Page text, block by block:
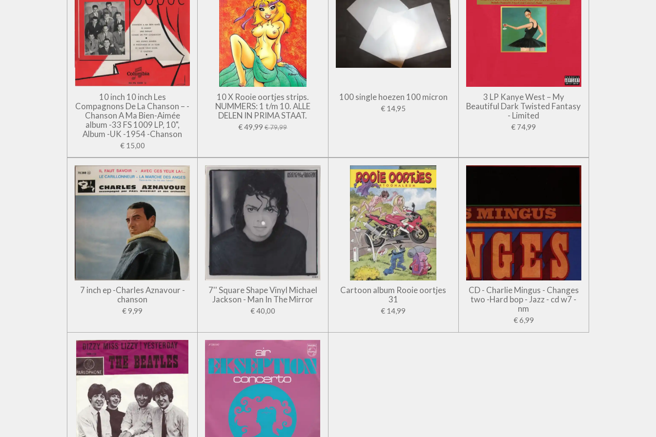
10 inch 10 inch Les
Compagnons De La Chanson – -
Chanson A Ma Bien-Aimée
album -33 FS 1009 LP, 10",
Album -UK -1954 -Chanson
€ 15,00
10 X Rooie oortjes strips.
NUMMERS: 1 t/m 10. ALLE
DELEN IN PRIMA STAAT.
€ 49,99 € 79,99
100 single hoezen 100 micron
€ 14,95
3 LP Kanye West – My
Beautiful Dark Twisted Fantasy
- Limited
€ 74,99
7 inch ep -Charles Aznavour -
chanson
€ 9,99
7'' Square Shape Vinyl Michael
Jackson - Man In The Mirror
€ 40,00
Cartoon album Rooie oortjes
31
€ 14,99
CD - Charlie Mingus - Changes
two -Hard bop - Jazz - cd w7 -
nm
€ 6,99